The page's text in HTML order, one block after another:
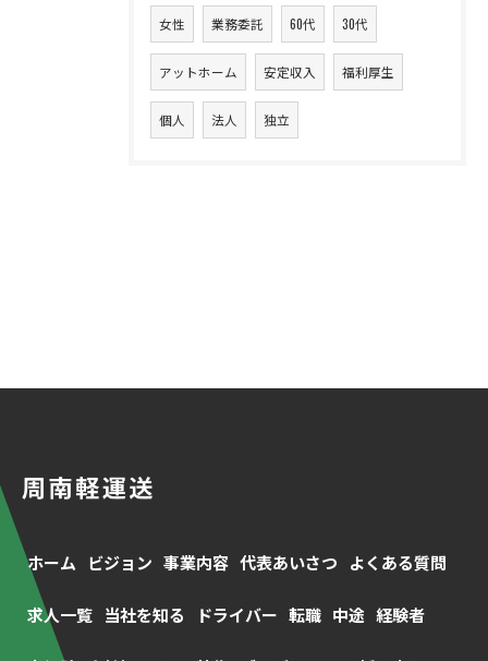
女性 業務委託 60代 30代
アットホーム 安定収入 福利厚生
個人 法人 独立
ホーム ビジョン 事業内容 代表あいさつ よくある質問
求人一覧 当社を知る ドライバー 転職 中途 経験者